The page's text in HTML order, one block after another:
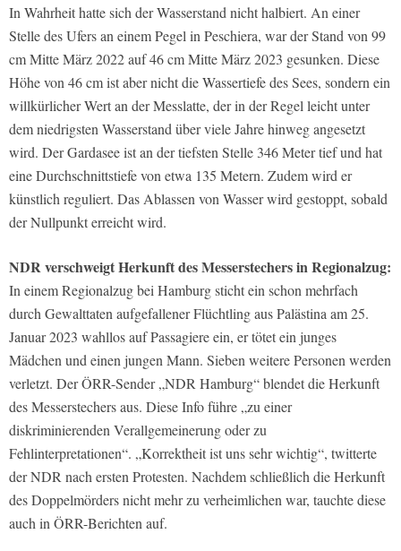
In Wahrheit hatte sich der Wasserstand nicht halbiert. An einer
Stelle des Ufers an einem Pegel in Peschiera, war der Stand von 99
cm Mitte März 2022 auf 46 cm Mitte März 2023 gesunken. Diese
Höhe von 46 cm ist aber nicht die Wassertiefe des Sees, sondern ein
willkürlicher Wert an der Messlatte, der in der Regel leicht unter
dem niedrigsten Wasserstand über viele Jahre hinweg angesetzt
wird. Der Gardasee ist an der tiefsten Stelle 346 Meter tief und hat
eine Durchschnittstiefe von etwa 135 Metern. Zudem wird er
künstlich reguliert. Das Ablassen von Wasser wird gestoppt, sobald
der Nullpunkt erreicht wird.
NDR verschweigt Herkunft des Messerstechers in Regionalzug:
In einem Regionalzug bei Hamburg sticht ein schon mehrfach
durch Gewalttaten aufgefallener Flüchtling aus Palästina am 25.
Januar 2023 wahllos auf Passagiere ein, er tötet ein junges
Mädchen und einen jungen Mann. Sieben weitere Personen werden
verletzt. Der ÖRR-Sender „NDR Hamburg“ blendet die Herkunft
des Messerstechers aus. Diese Info führe „zu einer
diskriminierenden Verallgemeinerung oder zu
Fehlinterpretationen“. „Korrektheit ist uns sehr wichtig“, twitterte
der NDR nach ersten Protesten. Nachdem schließlich die Herkunft
des Doppelmörders nicht mehr zu verheimlichen war, tauchte diese
auch in ÖRR-Berichten auf.